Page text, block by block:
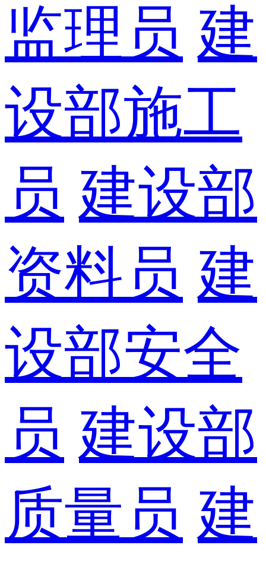
监理员 建
设部施工
员 建设部
资料员 建
设部安全
员 建设部
质量员 建